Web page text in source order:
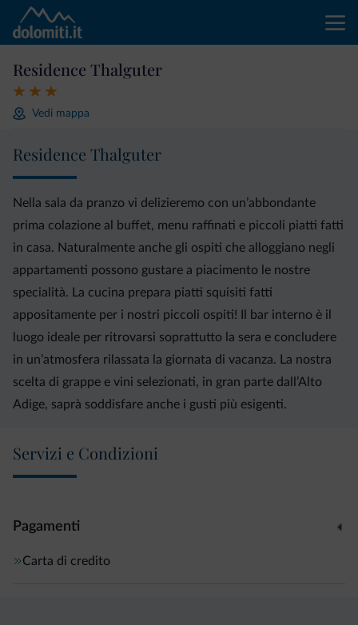
Residence Thalguter
Vedi mappa
Residence Thalguter
Nella sala da pranzo vi delizieremo con un’abbondante
prima colazione al buffet, menu raffinati e piccoli piatti fatti
in casa. Naturalmente anche gli ospiti che alloggiano negli
appartamenti possono gustare a piacimento le nostre
specialità. La cucina prepara piatti squisiti fatti
appositamente per i nostri piccoli ospiti! Il bar interno è il
luogo ideale per ritrovarsi soprattutto la sera e concludere
in un’atmosfera rilassata la giornata di vacanza. La nostra
scelta di grappe e vini selezionati, in gran parte dall’Alto
Adige, saprà soddisfare anche i gusti più esigenti.
Servizi e Condizioni
Pagamenti
Carta di credito